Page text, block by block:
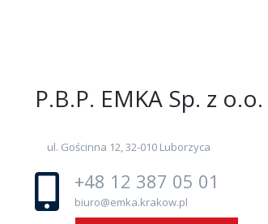
P.B.P. EMKA Sp. z
ul. Gościnna 12, 32-010 Luborzyca
+48 12 387 05 01
biuro@emka.krakow.pl